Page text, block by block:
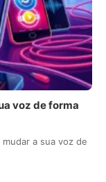
voz de forma
a sua voz de